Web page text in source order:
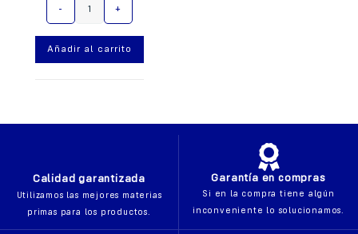
- +
Añadir al carrito
A
t
e
Calidad garantizada
Utilizamos las mejores materias
primas para los productos.
Garantía en compras
Si en la compra tiene algún
inconveniente lo solucionamos.